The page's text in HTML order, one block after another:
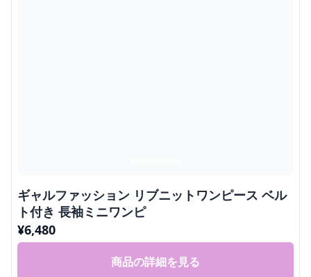
ギャルファッション リブニットワンピース ベル
ト付き 長袖ミニワンピ
¥6,480
商品の詳細を見る